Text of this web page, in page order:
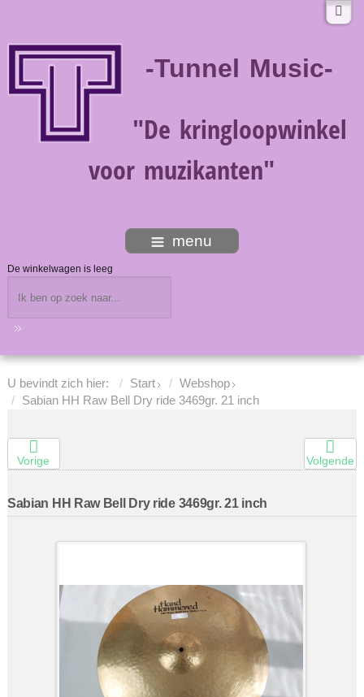
-Tunnel Music-
"De kringloopwinkel
voor muzikanten"
menu
De winkelwagen is leeg
U bevindt zich hier: Start
Webshop
Sabian HH Raw Bell Dry ride 3469gr. 21 inch
Vorige Volgende
Sabian HH Raw Bell Dry ride 3469gr. 21 inch